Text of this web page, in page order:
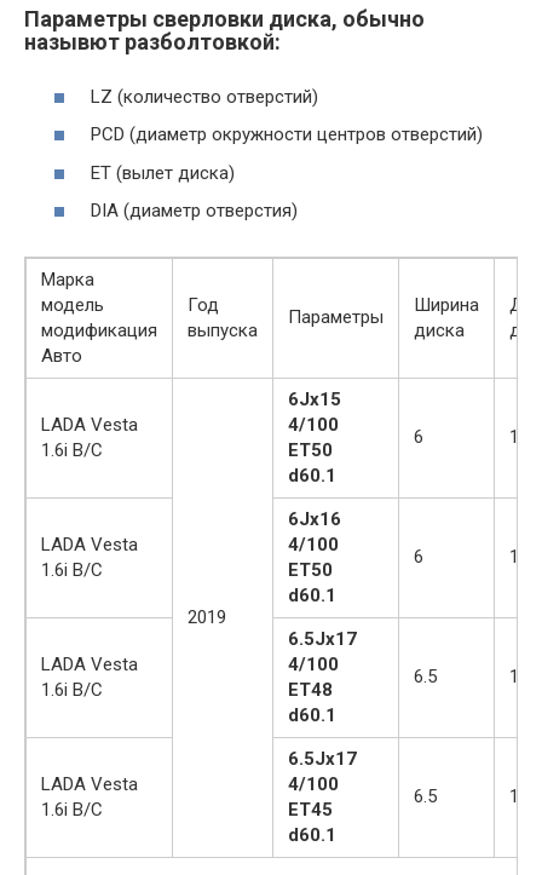
Параметры сверловки диска, обычно
назывют разболтовкой:
LZ (количество отверстий)
PCD (диаметр окружности центров отверстий)
ET (вылет диска)
DIA (диаметр отверстия)
Марка
модель
модификация
Авто
Год
выпуска
Параметры
Ширина
диска
LADA Vesta
1.6i B/C
2019
6Jx15
4/100
ET50
d60.1
6 15
LADA Vesta
1.6i B/C
6Jx16
4/100
ET50
d60.1
6 16
LADA Vesta
1.6i B/C
6.5Jx17
4/100
ET48
d60.1
6.5 17
LADA Vesta
1.6i B/C
6.5Jx17
4/100
ET45
d60.1
6.5 17